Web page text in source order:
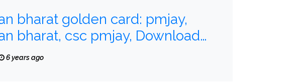
bharat golden card: pmjay,
bharat, csc pmjay, Download
Jan Arogya Card
6 years ago